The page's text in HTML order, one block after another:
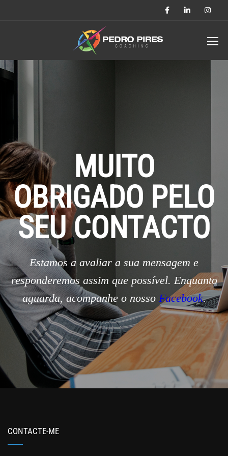
MUITO
OBRIGADO PELO
SEU CONTACTO
Estamos a avaliar a sua mensagem e
responderemos assim que possível. Enquanto
aguarda, acompanhe o nosso Facebook.
CONTACTE-ME